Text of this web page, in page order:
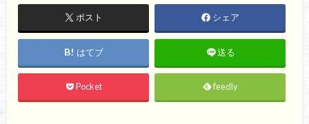
ポスト シェア
はてブ 送る
Pocket feedly